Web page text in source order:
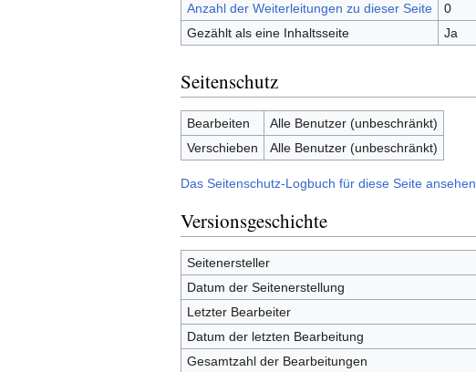
Anzahl der Weiterleitungen zu dieser Seite
0
Gezählt als eine Inhaltsseite
Ja
Seitenschutz
Bearbeiten
Alle Benutzer (unbeschränkt)
Verschieben
Alle Benutzer (unbeschränkt)
Das Seitenschutz-Logbuch für diese Seite ansehen.
Versionsgeschichte
Seitenersteller
Datum der Seitenerstellung
Letzter Bearbeiter
Datum der letzten Bearbeitung
Gesamtzahl der Bearbeitungen